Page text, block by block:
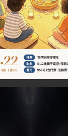
當期展覽
Current Exhibitions